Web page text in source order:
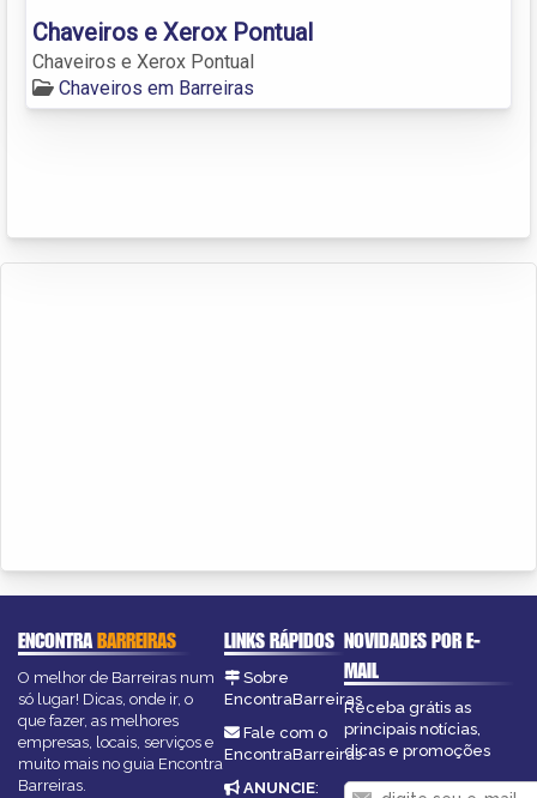
Chaveiros e Xerox Pontual
Chaveiros e Xerox Pontual
Chaveiros em Barreiras
ENCONTRABARREIRAS
O melhor de Barreiras num
só lugar! Dicas, onde ir, o
que fazer, as melhores
empresas, locais, serviços e
muito mais no guia Encontra
Barreiras.
LINKS RÁPIDOS
Sobre
EncontraBarreiras
Fale com o
EncontraBarreiras
ANUNCIE:
NOVIDADES POR E-
MAIL
Receba grátis as
principais notícias,
dicas e promoções